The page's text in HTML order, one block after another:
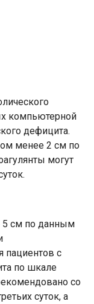
компьютерной
дефицита.
менее 2 см по
могут
5 см по данным
пациентов с
по шкале
со
суток, а